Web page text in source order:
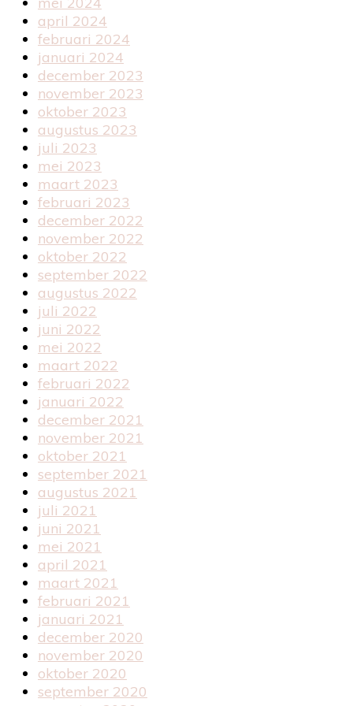
april 2024
februari 2024
januari 2024
december 2023
november 2023
oktober 2023
augustus 2023
juli 2023
mei 2023
maart 2023
februari 2023
december 2022
november 2022
oktober 2022
september 2022
augustus 2022
juli 2022
juni 2022
mei 2022
maart 2022
februari 2022
januari 2022
december 2021
november 2021
oktober 2021
september 2021
augustus 2021
juli 2021
juni 2021
mei 2021
april 2021
maart 2021
februari 2021
januari 2021
december 2020
november 2020
oktober 2020
september 2020